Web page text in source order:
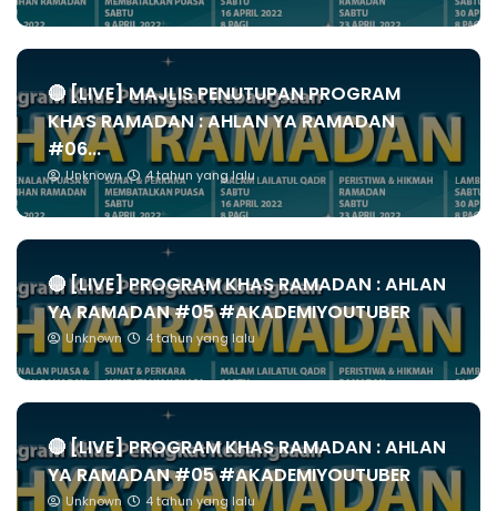
🔴 [LIVE] MAJLIS PENUTUPAN PROGRAM
KHAS RAMADAN : AHLAN YA RAMADAN
#06...
Unknown 4 tahun yang lalu
🔴 [LIVE] PROGRAM KHAS RAMADAN : AHLAN
YA RAMADAN #05 #AKADEMIYOUTUBER
Unknown 4 tahun yang lalu
🔴 [LIVE] PROGRAM KHAS RAMADAN : AHLAN
YA RAMADAN #05 #AKADEMIYOUTUBER
Unknown 4 tahun yang lalu